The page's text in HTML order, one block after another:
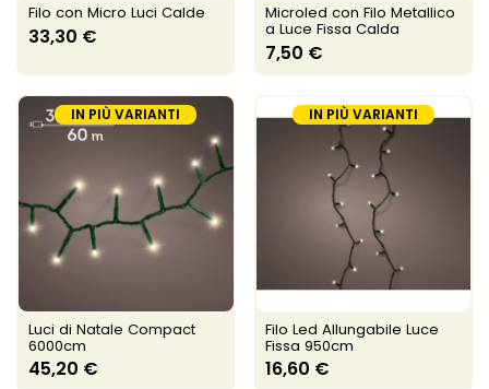
Filo con Micro Luci Calde
33,30 €
Microled con Filo Metallico
a Luce Fissa Calda
7,50 €
IN PIÙ VARIANTI
Luci di Natale Compact
6000cm
45,20 €
IN PIÙ VARIANTI
Filo Led Allungabile Luce
Fissa 950cm
16,60 €